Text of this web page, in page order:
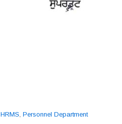
HRMS, Personnel Department